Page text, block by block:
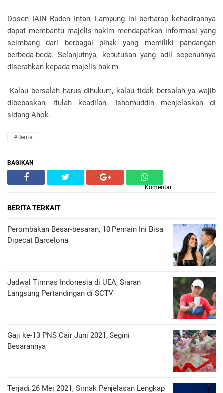
Dosen IAIN Raden Intan, Lampung ini berharap kehadirannya
dapat membantu majelis hakim mendapatkan informasi yang
seimbang dari berbagai pihak yang memiliki pandangan
berbeda-beda. Selanjutnya, keputusan yang adil sepenuhnya
diserahkan kepada majelis hakim.
"Kalau bersalah harus dihukum, kalau tidak bersalah ya wajib
dibebaskan, itulah keadilan," Ishomuddin menjelaskan di
sidang Ahok.
#Berita
BAGIKAN
Komentar
BERITA TERKAIT
Perombakan Besar-besaran, 10 Pemain Ini Bisa
Dipecat Barcelona
Jadwal Timnas Indonesia di UEA, Siaran
Langsung Pertandingan di SCTV
Gaji ke-13 PNS Cair Juni 2021, Segini
Besarannya
Terjadi 26 Mei 2021, Simak Penjelasan Lengkap